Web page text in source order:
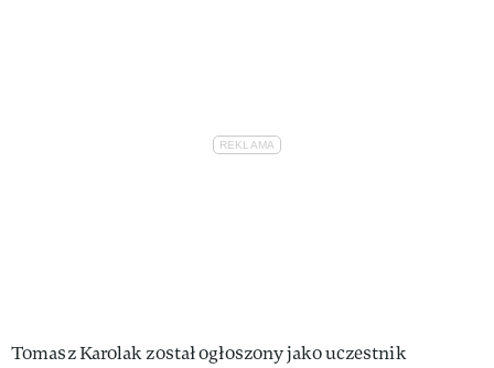
Tomasz Karolak został ogłoszony jako uczestnik